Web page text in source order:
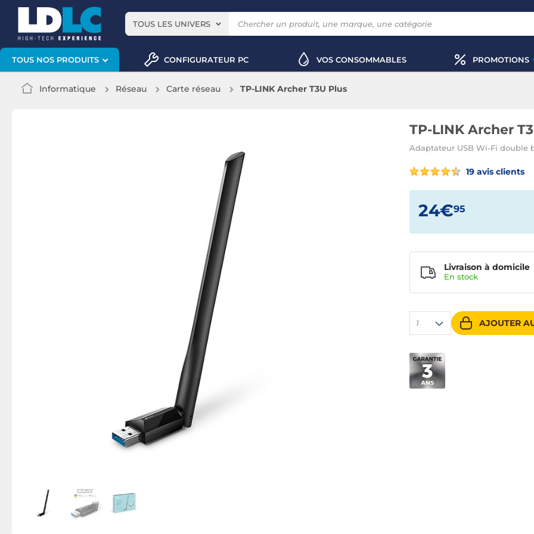
TOUS LES UNIVERS
TOUS NOS PRODUITS CONFIGURATEUR PC VOS CONSOMMABLES PROMOTIONS
Informatique Réseau Carte réseau TP-LINK Archer T3U Plus
TP-LINK Archer
Adaptateur USB Wi-Fi double
19 avis clients
24€95
1 AJOUTER
Livraison à domicile
En stock